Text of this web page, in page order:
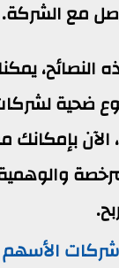
مع الشركة.
النصائح،
ضحية
الآن
شركات الأسهم